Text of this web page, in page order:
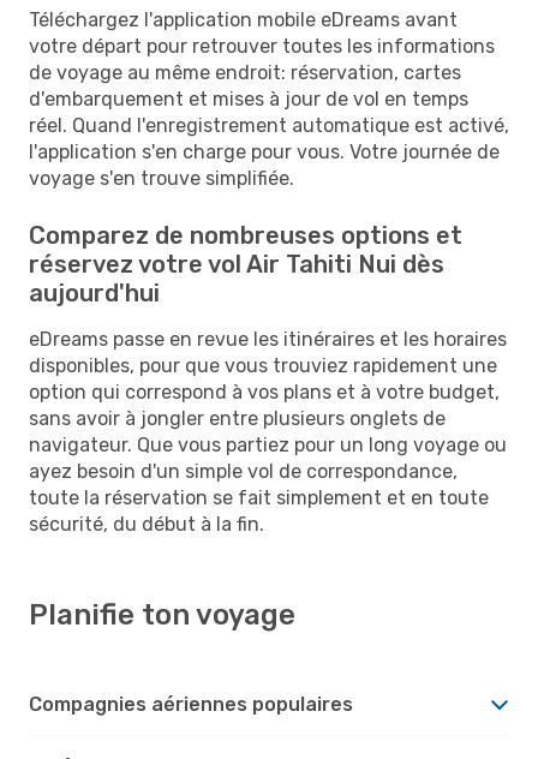
Téléchargez l'application mobile eDreams avant
votre départ pour retrouver toutes les informations
de voyage au même endroit: réservation, cartes
d'embarquement et mises à jour de vol en temps
réel. Quand l'enregistrement automatique est activé,
l'application s'en charge pour vous. Votre journée de
voyage s'en trouve simplifiée.
Comparez de nombreuses options et
réservez votre vol Air Tahiti Nui dès
aujourd'hui
eDreams passe en revue les itinéraires et les horaires
disponibles, pour que vous trouviez rapidement une
option qui correspond à vos plans et à votre budget,
sans avoir à jongler entre plusieurs onglets de
navigateur. Que vous partiez pour un long voyage ou
ayez besoin d'un simple vol de correspondance,
toute la réservation se fait simplement et en toute
sécurité, du début à la fin.
Planifie ton voyage
Compagnies aériennes populaires